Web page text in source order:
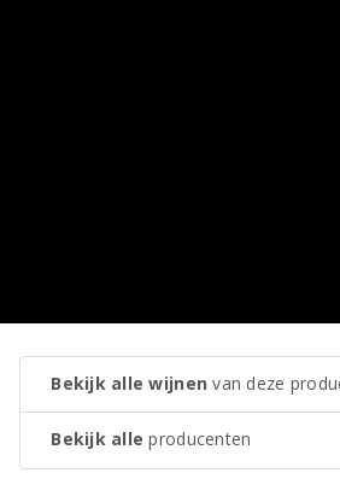
Bekijk alle wijnen van deze
Bekijk alle producenten